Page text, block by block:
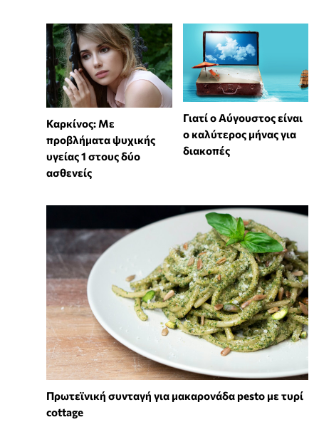
Καρκίνος: Με
προβλήματα ψυχικής
υγείας 1 στους δύο
ασθενείς
Γιατί ο Αύγουστος είναι
ο καλύτερος μήνας για
διακοπές
Πρωτεϊνική συνταγή για μακαρονάδα pesto με τυρί
cottage